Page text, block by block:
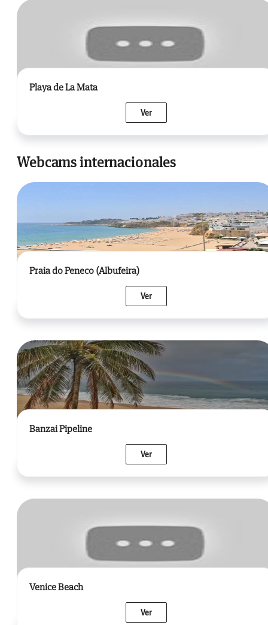
Playa de La Mata
Ver
Webcams internacionales
Praia do Peneco (Albufeira)
Ver
Banzai Pipeline
Ver
Venice Beach
Ver